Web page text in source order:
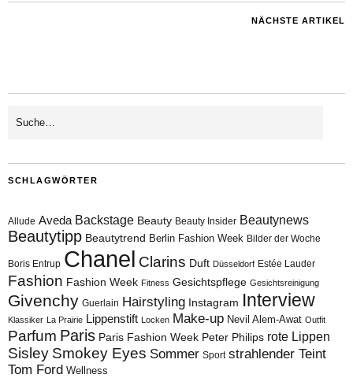
NÄCHSTE ARTIKEL
SCHLAGWÖRTER
Allude Aveda Backstage Beauty Beauty Insider Beautynews
Beautytipp Beautytrend Berlin Fashion Week Bilder der Woche
Boris Entrup Chanel Clarins Duft Düsseldorf Estée Lauder
Fashion Fashion Week Fitness Gesichtspflege Gesichtsreinigung
Givenchy Guerlain Hairstyling Instagram Interview
Klassiker La Prairie Lippenstift Locken Make-up Nevil Alem-Awat Outfit
Parfum Paris Paris Fashion Week Peter Philips rote Lippen
Sisley Smokey Eyes Sommer Sport strahlender Teint
Tom Ford Wellness